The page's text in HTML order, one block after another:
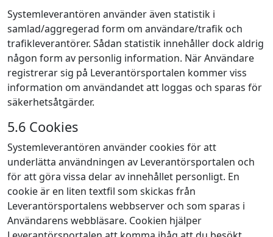
Systemleverantören använder även statistik i
samlad/aggregerad form om användare/trafik och
trafikleverantörer. Sådan statistik innehåller dock aldrig
någon form av personlig information. När Användare
registrerar sig på Leverantörsportalen kommer viss
information om användandet att loggas och sparas för
säkerhetsåtgärder.
5.6 Cookies
Systemleverantören använder cookies för att
underlätta användningen av Leverantörsportalen och
för att göra vissa delar av innehållet personligt. En
cookie är en liten textfil som skickas från
Leverantörsportalens webbserver och som sparas i
Användarens webbläsare. Cookien hjälper